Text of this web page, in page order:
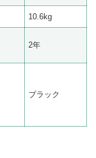
10.6kg
2年
ブラック